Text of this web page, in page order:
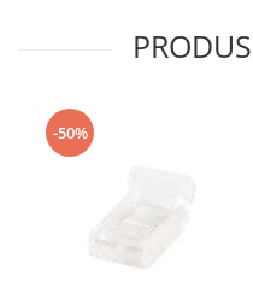
Unelte si aparate de masura
Becuri auto, leduri
Accesorii auto
Accesorii tableta
-50%